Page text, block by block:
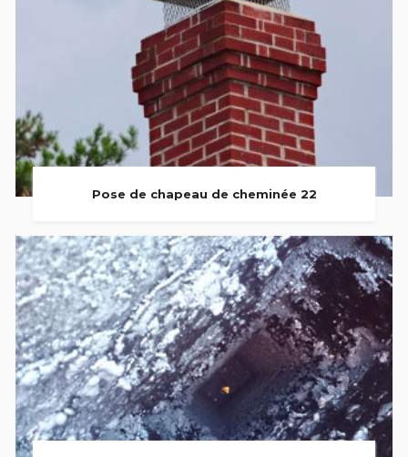
Pose de chapeau de cheminée 22